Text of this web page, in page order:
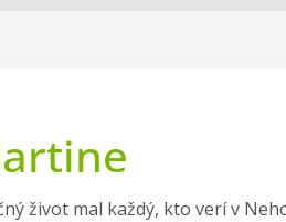
život mal každý, kto verí v